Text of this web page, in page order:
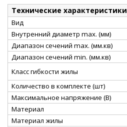
Технические характеристики
Вид
Внутренний диаметр max. (мм)
Диапазон сечений max. (мм.кв)
Диапазон сечений min. (мм.кв)
Класс гибкости жилы
Количество в комплекте (шт)
Максимальное напряжение (В)
Материал
Материал жилы